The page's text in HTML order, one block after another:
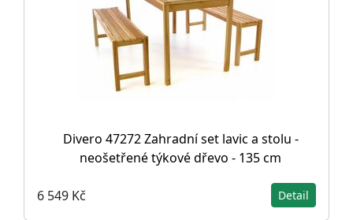
Divero 47272 Zahradní set lavic a stolu -
neošetřené týkové dřevo - 135 cm
6 549 Kč Detail